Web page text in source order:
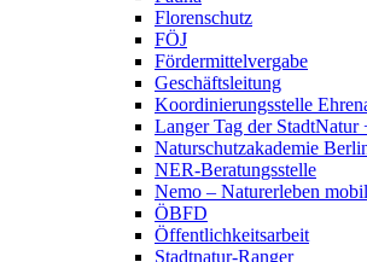
Florenschutz
FÖJ
Fördermittelvergabe
Geschäftsleitung
Koordinierungsstelle
Langer Tag der
Naturschutzakademie
NER-Beratungsstelle
Nemo – Naturerleben mobil
ÖBFD
Öffentlichkeitsarbeit
Stadtnatur-Ranger